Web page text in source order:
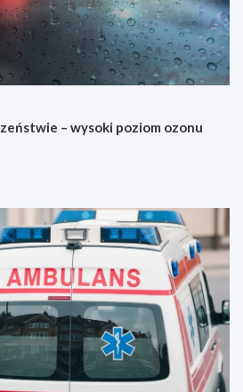
– wysoki poziom ozonu